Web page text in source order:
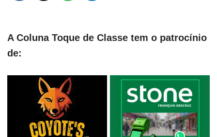
A Coluna Toque de Classe tem o patrocínio
de: